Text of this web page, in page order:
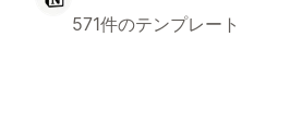
571件のテンプレート